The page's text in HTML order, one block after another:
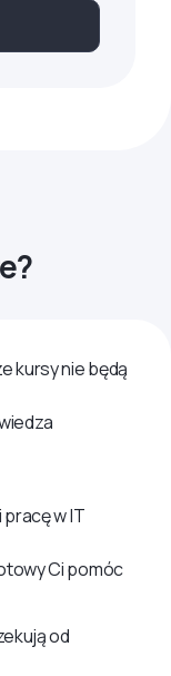
kursy nie będą
w IT
Ci pomóc
od